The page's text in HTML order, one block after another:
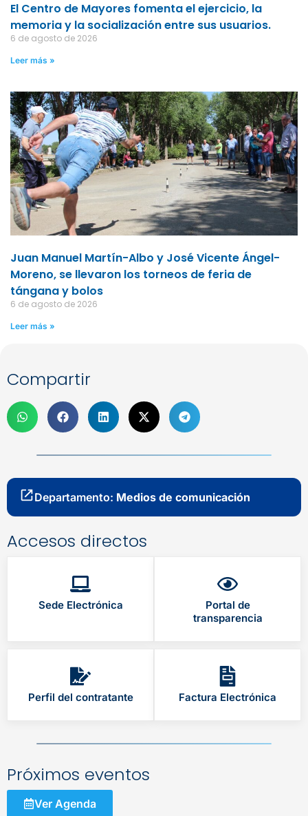
El Centro de Mayores fomenta el ejercicio, la
memoria y la socialización entre sus usuarios.
6 de agosto de 2026
Leer más »
Juan Manuel Martín-Albo y José Vicente Ángel-
Moreno, se llevaron los torneos de feria de
tángana y bolos
6 de agosto de 2026
Leer más »
Compartir
Departamento: Medios de comunicación
Accesos directos
Sede Electrónica
Portal de
transparencia
Perfil del contratante Factura Electrónica
Próximos eventos
Ver Agenda